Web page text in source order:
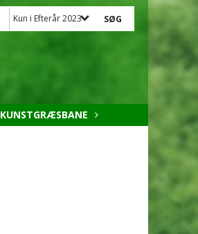
Kun i Efterår 2023
KUNSTGRÆSBANE